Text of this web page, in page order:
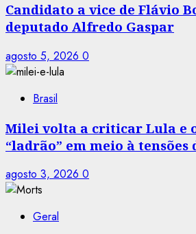
Candidato a vice de Flávio
deputado Alfredo Gaspar
agosto 5, 2026 0
Brasil
Milei volta a criticar Lula e
“ladrão” em meio à
agosto 3, 2026 0
Geral